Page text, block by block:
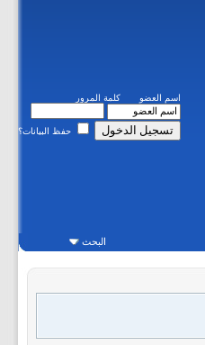
اسم العضو كلمة المرور
حفظ البيانات؟
البحث